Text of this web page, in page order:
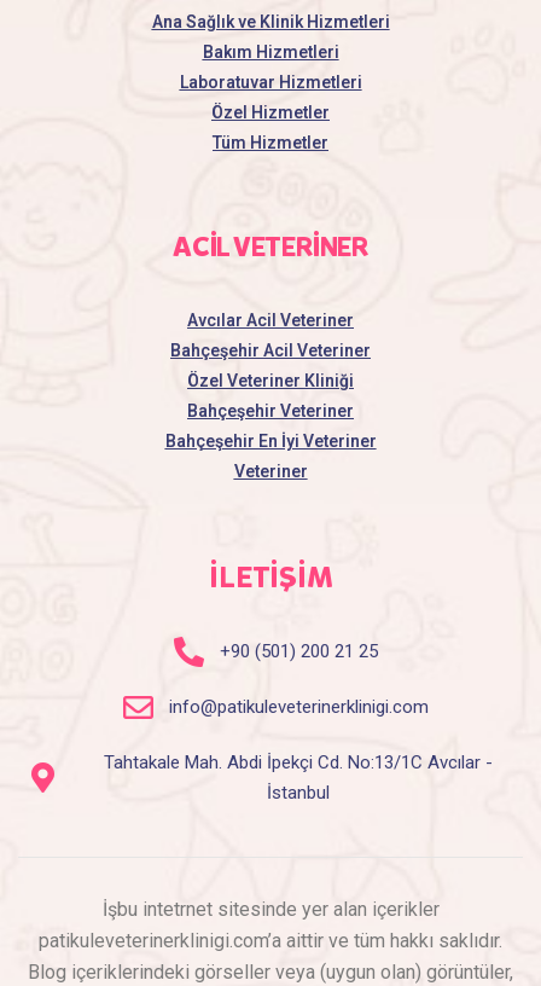
Ana Sağlık ve Klinik Hizmetleri
Bakım Hizmetleri
Laboratuvar Hizmetleri
Özel Hizmetler
Tüm Hizmetler
ACİL VETERİNER
Avcılar Acil Veteriner
Bahçeşehir Acil Veteriner
Özel Veteriner Kliniği
Bahçeşehir Veteriner
Bahçeşehir En İyi Veteriner
Veteriner
İLETİŞİM
+90 (501) 200 21 25
info@patikuleveterinerklinigi.com
Tahtakale Mah. Abdi İpekçi Cd. No:13/1C Avcılar -
İstanbul
İşbu intetrnet sitesinde yer alan içerikler
patikuleveterinerklinigi.com’a aittir ve tüm hakkı saklıdır.
Blog içeriklerindeki görseller veya (uygun olan) görüntüler,